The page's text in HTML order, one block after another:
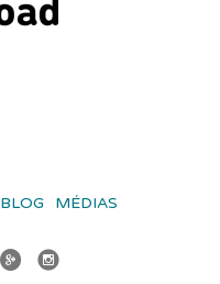
BLOG MÉDIAS